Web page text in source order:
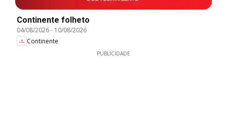
Continente folheto
04/08/2026- 10/08/2026
Continente
PUBLICIDADE